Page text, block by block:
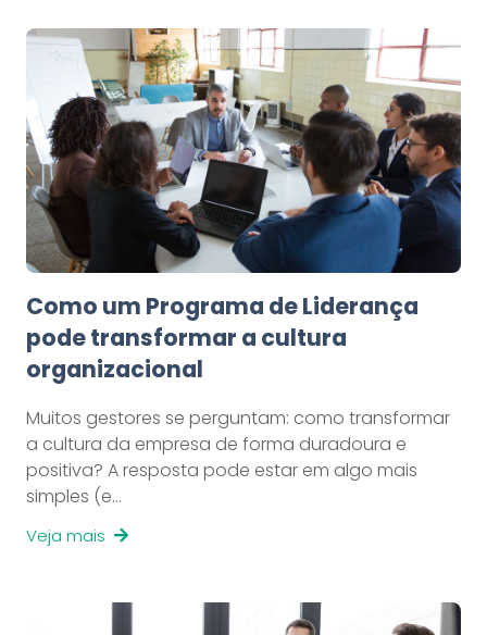
Como um Programa de Liderança
pode transformar a cultura
organizacional
Muitos gestores se perguntam: como transformar
a cultura da empresa de forma duradoura e
positiva? A resposta pode estar em algo mais
simples (e…
Veja mais